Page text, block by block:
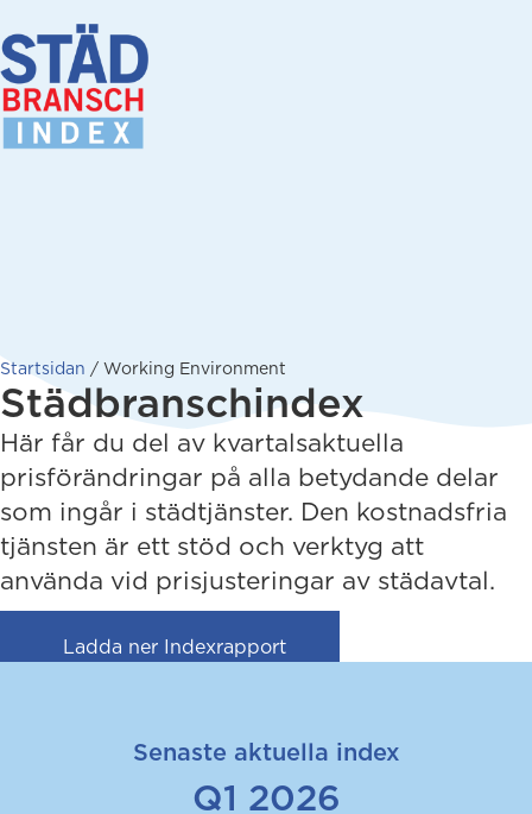
Startsidan / Working Environment
Städbranschindex
Här får du del av kvartalsaktuella
prisförändringar på alla betydande delar
som ingår i städtjänster. Den kostnadsfria
tjänsten är ett stöd och verktyg att
använda vid prisjusteringar av städavtal.
Ladda ner Indexrapport(opens in new tab)
Senaste aktuella index
Q1 2026